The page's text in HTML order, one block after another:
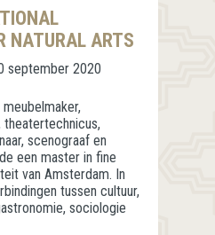
NATURAL ARTS
september 2020
scenograaf en
een master in fine
van Amsterdam. In
tussen cultuur,
sociologie